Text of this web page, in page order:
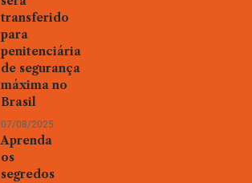
transferido
para
penitenciária
de segurança
máxima no
Brasil
07/08/2025
Aprenda
os
segredos